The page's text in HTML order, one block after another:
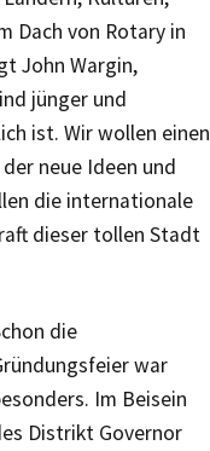
Dach von Rotary in
John Wargin,
jünger und
ist. Wir wollen einen
neue Ideen und
die internationale
dieser tollen Stadt
die
war
Im Beisein
Distrikt Governor